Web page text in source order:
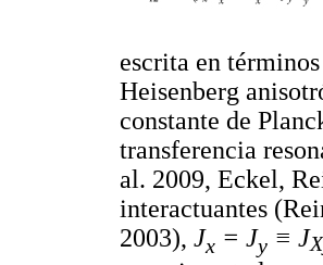
escrita en
Heisenberg
constante de
transferencia
al. 2009, Eckel,
interactuantes
2003), Jx = Jy ≡ J